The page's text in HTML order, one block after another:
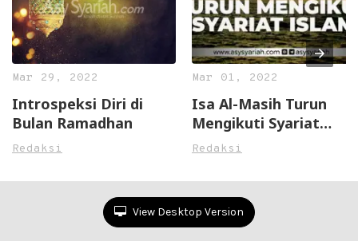
Mar 29, 2022
Introspeksi Diri di
Bulan Ramadhan
Redaksi
Mar 01, 2022
Isa Al-Masih Turun
Mengikuti Syariat
Islam
Redaksi
View Desktop Version